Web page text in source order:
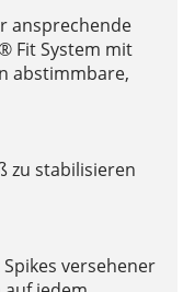
ansprechende
Fit System mit
abstimmbare,
zu stabilisieren
versehener